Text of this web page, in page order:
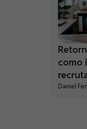
como
Daniel